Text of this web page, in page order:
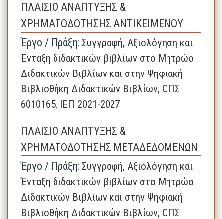
ΠΛΑΙΣΙΟ ΑΝΑΠΤΥΞΗΣ &
ΧΡΗΜΑΤΟΔΟΤΗΣΗΣ ΑΝΤΙΚΕΙΜΕΝΟΥ
Έργο / Πράξη: Συγγραφή, Αξιολόγηση και
Ένταξη διδακτικών βιβλίων στο Μητρώο
Διδακτικών Βιβλίων και στην Ψηφιακή
Βιβλιοθήκη Διδακτικών Βιβλίων, ΟΠΣ
6010165, ΙΕΠ 2021-2027
ΠΛΑΙΣΙΟ ΑΝΑΠΤΥΞΗΣ &
ΧΡΗΜΑΤΟΔΟΤΗΣΗΣ ΜΕΤΑΔΕΔΟΜΕΝΩΝ
Έργο / Πράξη: Συγγραφή, Αξιολόγηση και
Ένταξη διδακτικών βιβλίων στο Μητρώο
Διδακτικών Βιβλίων και στην Ψηφιακή
Βιβλιοθήκη Διδακτικών Βιβλίων, ΟΠΣ